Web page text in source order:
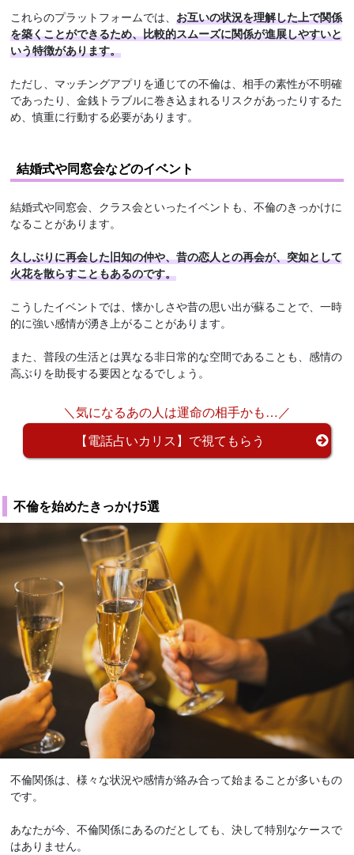
これらのプラットフォームでは、お互いの状況を理解した上で関係
を築くことができるため、比較的スムーズに関係が進展しやすいと
いう特徴があります。
ただし、マッチングアプリを通じての不倫は、相手の素性が不明確
であったり、金銭トラブルに巻き込まれるリスクがあったりするた
め、慎重に行動する必要があります。
結婚式や同窓会などのイベント
結婚式や同窓会、クラス会といったイベントも、不倫のきっかけに
なることがあります。
久しぶりに再会した旧知の仲や、昔の恋人との再会が、突如として
火花を散らすこともあるのです。
こうしたイベントでは、懐かしさや昔の思い出が蘇ることで、一時
的に強い感情が湧き上がることがあります。
また、普段の生活とは異なる非日常的な空間であることも、感情の
高ぶりを助長する要因となるでしょう。
＼気になるあの人は運命の相手かも…／
【電話占いカリス】で視てもらう
不倫を始めたきっかけ5選
不倫関係は、様々な状況や感情が絡み合って始まることが多いもの
です。
あなたが今、不倫関係にあるのだとしても、決して特別なケースで
はありません。